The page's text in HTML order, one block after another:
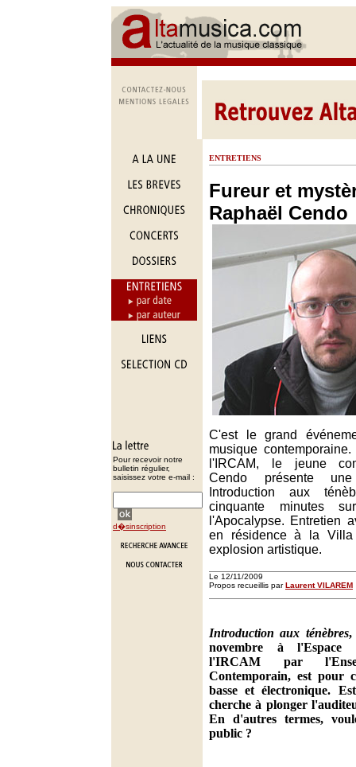
Pour recevoir notre
bulletin régulier,
saisissez votre e-mail :
d�sinscription
ENTRETIENS
Fureur et
Raphaël Cendo
C'est le grand
musique
l'IRCAM, le jeune
Cendo présente
Introduction aux
cinquante minutes
l'Apocalypse. Entretien
en résidence à la
explosion artistique.
Le 12/11/2009
Propos recueillis parLaurent VILAREM
Introduction aux ténèbres,
novembre à l'Espace
l'IRCAM par
Contemporain, est pour
basse et électronique.
cherche à plonger
En d'autres termes,
public ?